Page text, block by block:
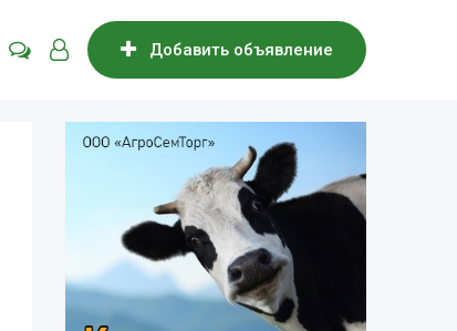
Добавить объявление